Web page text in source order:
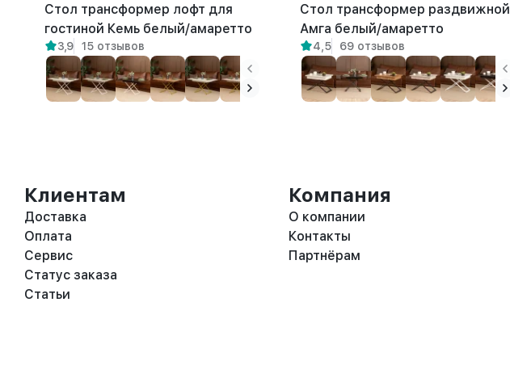
Стол трансформер лофт для
гостиной Кемь белый/амаретто
3,9 15 отзывов
Стол трансформер раздвижной
Амга белый/амаретто
4,5 69 отзывов
Клиентам
Доставка
Оплата
Сервис
Статус заказа
Статьи
Компания
О компании
Контакты
Партнёрам